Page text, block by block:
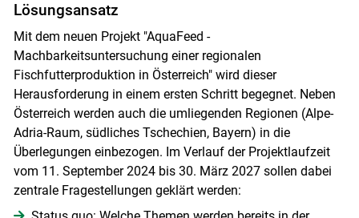
Lösungsansatz
Mit dem neuen Projekt "AquaFeed -
Machbarkeitsuntersuchung einer regionalen
Fischfutterproduktion in Österreich" wird dieser
Herausforderung in einem ersten Schritt begegnet. Neben
Österreich werden auch die umliegenden Regionen (Alpe-
Adria-Raum, südliches Tschechien, Bayern) in die
Überlegungen einbezogen. Im Verlauf der Projektlaufzeit
vom 11. September 2024 bis 30. März 2027 sollen dabei
zentrale Fragestellungen geklärt werden: